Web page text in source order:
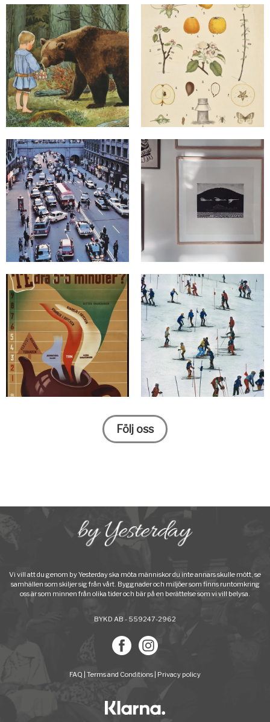
Följ oss
Vi vill att du genom by Yesterday ska möta människor du inte annars skulle mött, se
samhällen som skiljer sig från vårt. Byggnader och miljöer som finns runtomkring
oss är som minnen från olika tider och bär på en berättelse som vi vill belysa.
BYKD AB - 559247-2962
FAQ Terms and Conditions Privacy policy